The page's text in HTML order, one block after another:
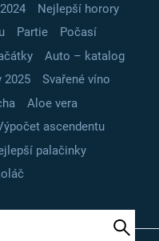
Nejlepší horory
Partie
Počasí
Auto – katalog
2025
Svařené víno
Aloe vera
ascendentu
palačinky